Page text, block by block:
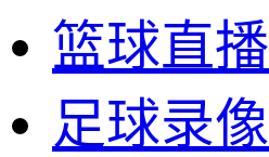
篮球直播
足球录像